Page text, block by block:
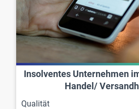
Insolventes Unternehmen
Handel/
Qualität